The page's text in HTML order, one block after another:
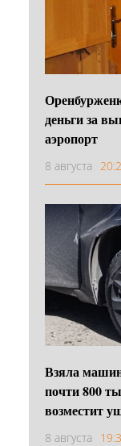
деньги за
аэропорт
8 августа
Взяла
почти 800
возместит
8 августа